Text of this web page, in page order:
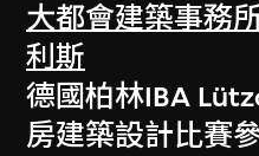
大都會建築事務
利斯
德國柏林IBA
房建築設計比賽